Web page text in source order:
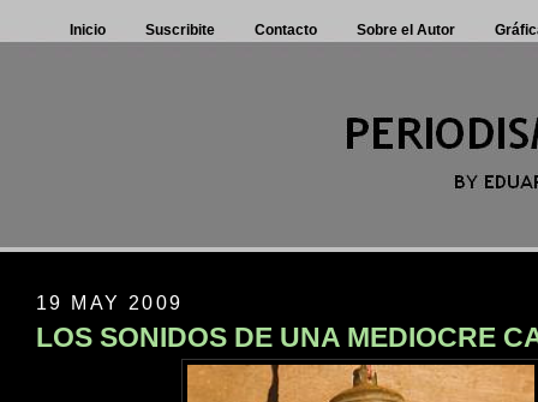
Inicio Suscribite Contacto Sobre el Autor
19 MAY 2009
LOS SONIDOS DE UNA MEDIOCRE